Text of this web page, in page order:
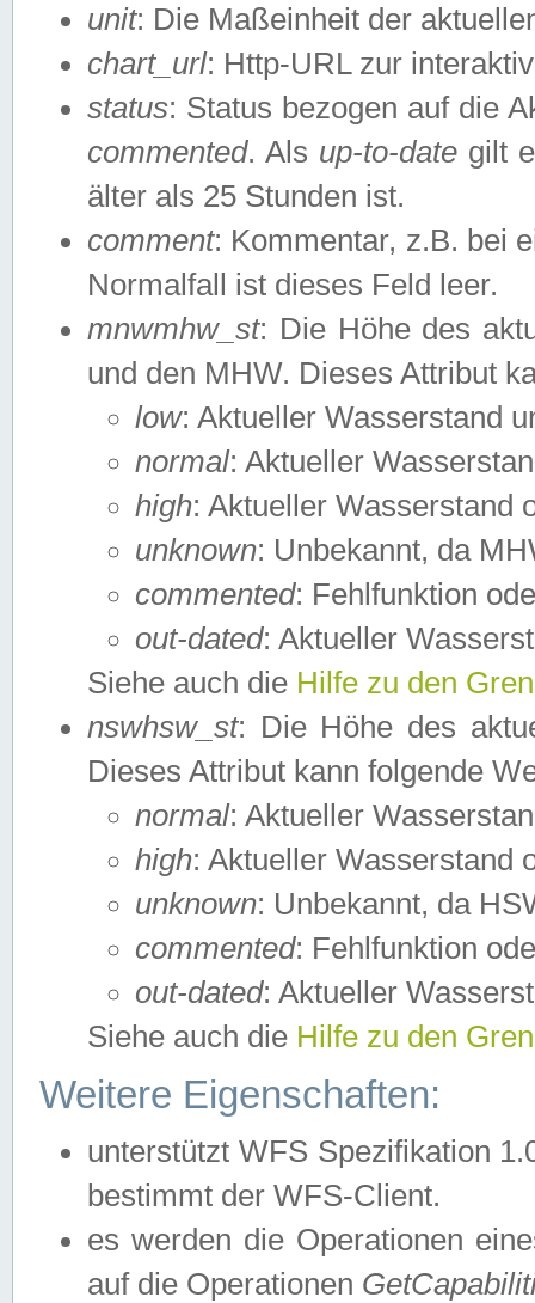
unit: Die Maßeinheit der
chart_url: Http-URL zur
status: Status bezogen auf die
commented. Als up-to-date gilt
älter als 25 Stunden ist.
comment: Kommentar, z.B. bei
Normalfall ist dieses Feld leer.
mnwmhw_st: Die Höhe des
und den MHW. Dieses Attribut
low: Aktueller Wasserstand
normal: Aktueller
high: Aktueller Wasserstand
unknown: Unbekannt, da
commented: Fehlfunktion
out-dated: Aktueller
Siehe auch die Hilfe zu den
nswhsw_st: Die Höhe des
Dieses Attribut kann folgende
normal: Aktueller
high: Aktueller Wasserstand
unknown: Unbekannt, da
commented: Fehlfunktion
out-dated: Aktueller
Siehe auch die Hilfe zu den
Weitere Eigenschaften:
unterstützt WFS Spezifikation
bestimmt der WFS-Client.
es werden die Operationen
auf die Operationen